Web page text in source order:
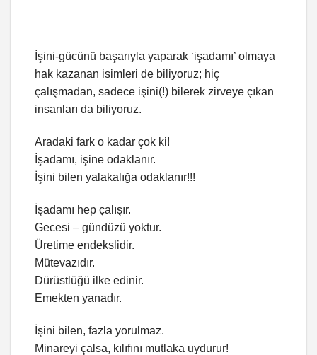
İşini-gücünü başarıyla yaparak ‘işadamı’ olmaya
hak kazanan isimleri de biliyoruz; hiç
çalışmadan, sadece işini(!) bilerek zirveye çıkan
insanları da biliyoruz.
Aradaki fark o kadar çok ki!
İşadamı, işine odaklanır.
İşini bilen yalakalığa odaklanır!!!
İşadamı hep çalışır.
Gecesi – gündüzü yoktur.
Üretime endekslidir.
Mütevazıdır.
Dürüstlüğü ilke edinir.
Emekten yanadır.
İşini bilen, fazla yorulmaz.
Minareyi çalsa, kılıfını mutlaka uydurur!